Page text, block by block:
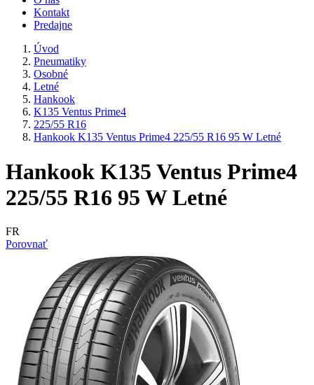
Kontakt
Predajne
Úvod
Pneumatiky
Osobné
Letné
Hankook
K135 Ventus Prime4
225/55 R16
Hankook K135 Ventus Prime4 225/55 R16 95 W Letné
Hankook K135 Ventus Prime4
225/55 R16 95 W Letné
FR
Porovnať